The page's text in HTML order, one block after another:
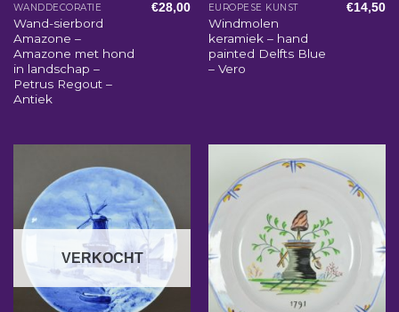
WANDDECORATIE
Wand-sierbord
Amazone –
Amazone met hond
in landschap –
Petrus Regout –
Antiek
€28,00 EUROPESE KUNST
Windmolen
keramiek – hand
painted Delfts Blue
– Vero
€14,50
VERKOCHT